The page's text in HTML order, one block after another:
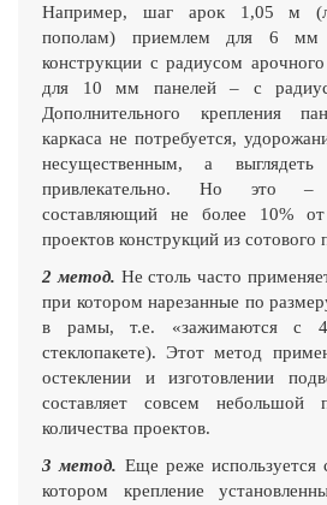
Например, шаг арок 1,05 м
пополам) приемлем для 6 мм
конструкции с радиусом
для 10 мм панелей – с
Дополнительного крепления
каркаса не потребуется,
несущественным, а
привлекательно. Но это –
составляющий не более 10% от
проектов конструкций из сотового
2 метод. Не столь часто
при котором нарезанные по
в рамы, т.е. «зажимаются с
стеклопакете). Этот метод
остеклении и изготовлении
составляет совсем небольшой
количества проектов.
3 метод. Еще реже
котором крепление